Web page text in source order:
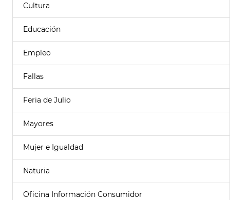
Cultura
Educación
Empleo
Fallas
Feria de Julio
Mayores
Mujer e Igualdad
Naturia
Oficina Información Consumidor